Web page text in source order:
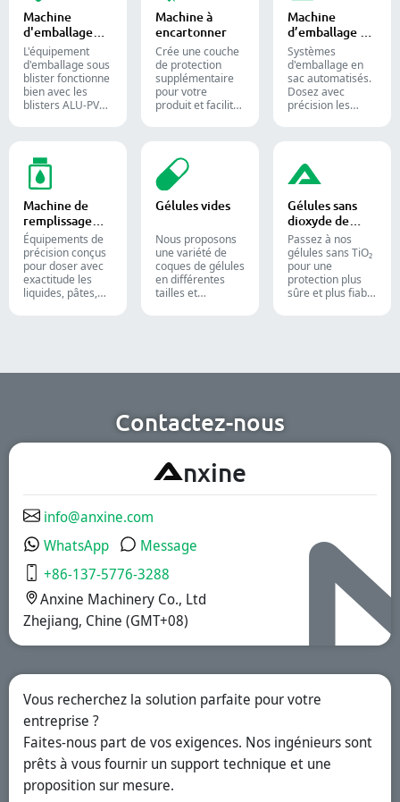
alimentaires
destinés aux
industries
confiseries et
pharmaceutiques.
alimentaire et
chimique.
pharmaceutique
grâce à nos
diverses solutions
de comptage de
formes solides.
Machine
d'emballage
sous blister
L'équipement
d'emballage sous
blister fonctionne
bien avec les
blisters ALU-PVC
comprimés, de
gélules et de
gélules molles. Il
est toujours
appliqué dans la
production
pharmaceutique
et des
compléments
alimentaires.
Machine à
encartonner
Crée une couche
de protection
supplémentaire
pour votre
produit et facilite
blisters, sachets
et tubes dans des
étuis pour
l'emballage
pharmaceutique,
alimentaire.
Machine
d’emballage en
sac
Systèmes
d'emballage en
sac automatisés.
Dosez avec
précision les
lignes de
conditionnement
pharmaceutiques,
nutraceutiques et
alimentaires.
Machine de
remplissage
liquide
Équipements de
précision conçus
pour doser avec
exactitude les
liquides, pâtes,
pharmaceutiques,
Gélules vides
Nous proposons
une variété de
coques de gélules
en différentes
tailles et
industries
nutritionnels et
des aliments
fonctionnels.
solutions à
libération
immédiate, à
prolongée.
Gélules sans
dioxyde de
titane
Passez à nos
gélules sans TiO₂
pour une
protection plus
sûre et plus fiable
Contactez-nous
A nxine
info@anxine.com
WhatsApp
Message
+86-137-5776-3288
Anxine Machinery Co., Ltd
Zhejiang, Chine (GMT+08)
Vous recherchez la solution parfaite pour votre
entreprise ?
Faites-nous part de vos exigences. Nos ingénieurs sont
prêts à vous fournir un support technique et une
proposition sur mesure.